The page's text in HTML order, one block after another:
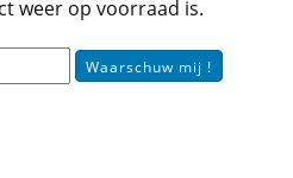
weer op voorraad is.